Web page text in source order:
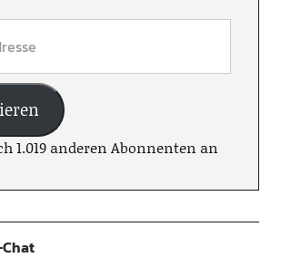
1.019 anderen Abonnenten an